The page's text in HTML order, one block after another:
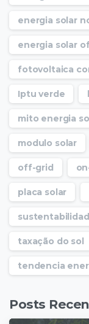
energia solar
energia solar
fotovoltaica
Iptu verde
mito energia
modulo solar
off-grid
placa solar
taxação do sol
tendencia
Posts